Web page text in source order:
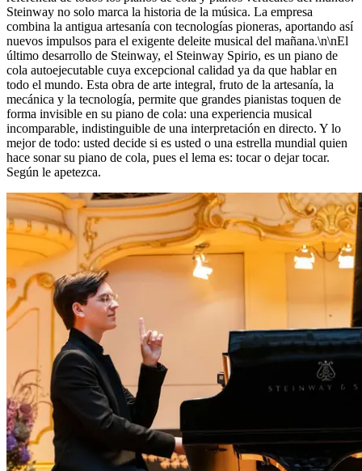
Steinway no solo marca la historia de la música. La empresa
combina la antigua artesanía con tecnologías pioneras, aportando así
nuevos impulsos para el exigente deleite musical del mañana.\n\nEl
último desarrollo de Steinway, el Steinway Spirio, es un piano de
cola autoejecutable cuya excepcional calidad ya da que hablar en
todo el mundo. Esta obra de arte integral, fruto de la artesanía, la
mecánica y la tecnología, permite que grandes pianistas toquen de
forma invisible en su piano de cola: una experiencia musical
incomparable, indistinguible de una interpretación en directo. Y lo
mejor de todo: usted decide si es usted o una estrella mundial quien
hace sonar su piano de cola, pues el lema es: tocar o dejar tocar.
Según le apetezca.